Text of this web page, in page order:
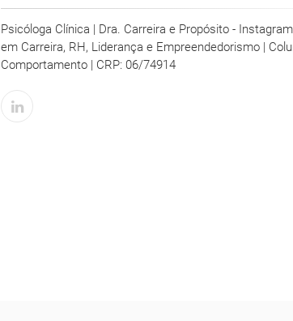
Psicóloga Clínica | Dra. Carreira e Propósito -
em Carreira, RH, Liderança e Empreendedorismo |
Comportamento | CRP: 06/74914